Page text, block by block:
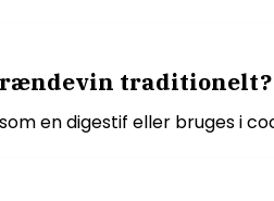
traditionelt?
en digestif eller bruges i